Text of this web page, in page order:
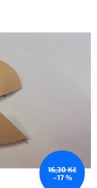
16,30 Kč
–17 %